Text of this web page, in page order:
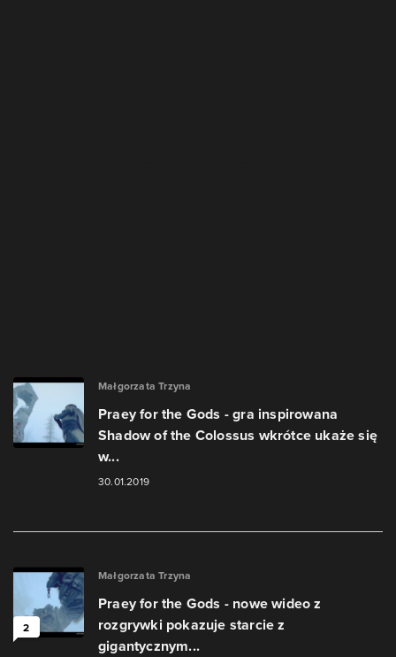
Małgorzata Trzyna
Praey for the Gods - gra inspirowana
Shadow of the Colossus wkrótce ukaże się
w...
30.01.2019
2
Małgorzata Trzyna
Praey for the Gods - nowe wideo z
rozgrywki pokazuje starcie z
gigantycznym...